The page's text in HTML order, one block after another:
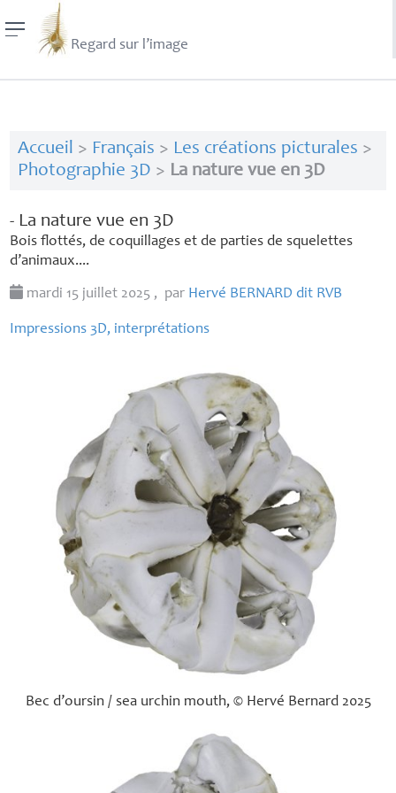
Regard sur l’image
Accueil > Français > Les créations picturales >
Photographie 3D > La nature vue en 3D
- La nature vue en 3D
Bois flottés, de coquillages et de parties de squelettes
d’animaux....
mardi 15 juillet 2025 , par Hervé BERNARD dit RVB
Impressions 3D, interprétations
Bec d’oursin / sea urchin mouth, © Hervé Bernard 2025